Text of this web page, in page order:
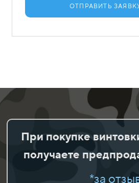
ОТПРАВИТЬ
При покупке
получаете
*за